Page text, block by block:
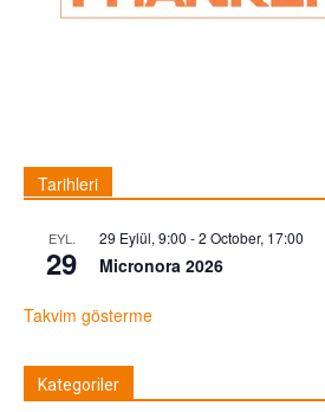
Tarihleri
EYL.
29
29 Eylül, 9:00 -2 October, 17:00
Micronora 2026
Takvim gösterme
Kategoriler